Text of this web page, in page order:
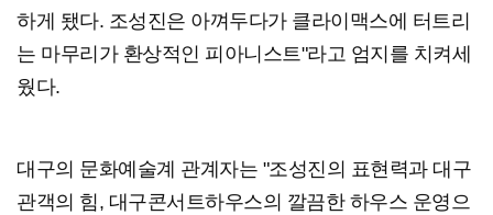
하게 됐다. 조성진은 아껴두다가 클라이맥스에 터트리
는 마무리가 환상적인 피아니스트"라고 엄지를 치켜세
웠다.
대구의 문화예술계 관계자는 "조성진의 표현력과 대구
관객의 힘, 대구콘서트하우스의 깔끔한 하우스 운영으